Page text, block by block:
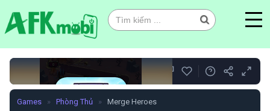
Games » Phòng Thủ » Merge Heroes